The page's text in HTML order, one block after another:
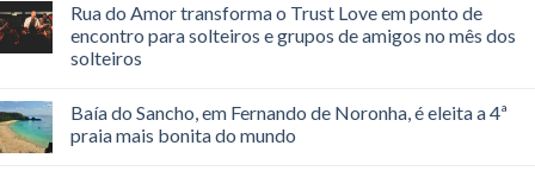
Rua do Amor transforma o Trust Love em ponto de
encontro para solteiros e grupos de amigos no mês dos
solteiros
Baía do Sancho, em Fernando de Noronha, é eleita a 4ª
praia mais bonita do mundo